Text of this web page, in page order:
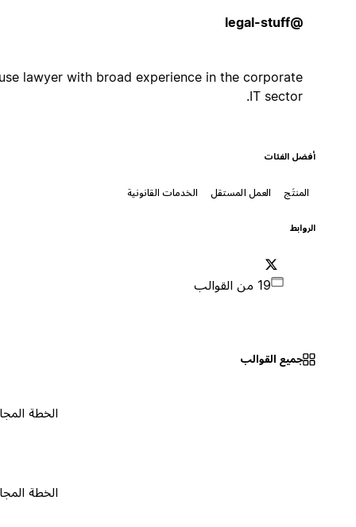
In-house lawyer with broad experience in the corporate
IT sector.
أفضل الفئات
العمل المستقل الخدمات القانونية
جميع القوالب
الخطة المجانية ٠
الخطة المجانية ٠